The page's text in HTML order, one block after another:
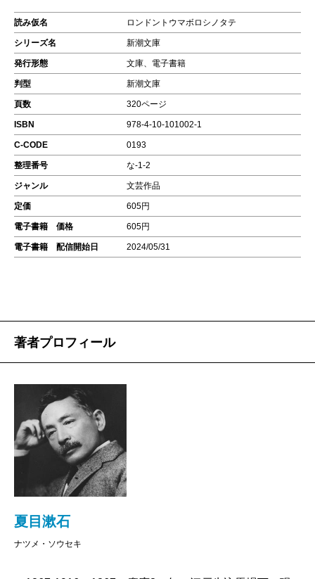
読み仮名 ロンドントウマボロシノタテ
シリーズ名 新潮文庫
発行形態 文庫、電子書籍
判型 新潮文庫
頁数 320ページ
ISBN 978-4-10-101002-1
C-CODE 0193
整理番号 な-1-2
ジャンル 文芸作品
定価 605円
電子書籍 価格 605円
電子書籍 配信開始日 2024/05/31
著者プロフィール
夏目漱石
ナツメ・ソウセキ